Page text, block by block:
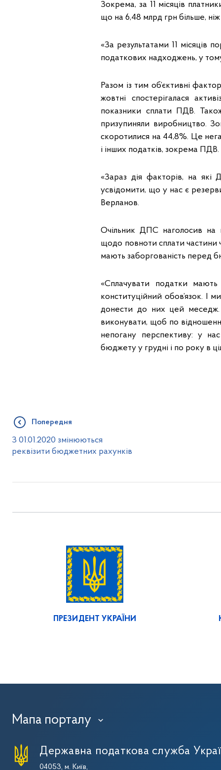
Зокрема, за 11 місяців
що на 6,48 млрд грн більше,
«За результатами 11 місяців
податкових надходжень, у тому
Разом із тим об’єктивні
жовтні спостерігалася
показники сплати ПДВ.
призупиняли виробництво.
скоротилися на 44,8%. Це
і інших податків, зокрема ПДВ.
«Зараз дія факторів, на
усвідомити, що у нас є
Верланов.
Очільник ДПС наголосив на
щодо повноти сплати частини
мають заборгованість перед
«Сплачувати податки
конституційний обов’язок. І
донести до них цей меседж.
виконувати, щоб по
непогану перспективу: у
бюджету у грудні і по року в
Попередня
З 01.01.2020 змінюються
реквізити бюджетних рахунків
ПРЕЗИДЕНТ УКРАЇНИ
Мапа порталу ›
Державна податкова служба
04053, м. Київ,